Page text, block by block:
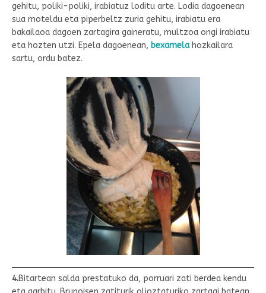
gehitu, poliki-poliki, irabiatuz loditu arte. Lodia dagoenean
sua moteldu eta piperbeltz zuria gehitu, irabiatu era
bakailaoa dagoen zartagira gaineratu, multzoa ongi irabiatu
eta hozten utzi. Epela dagoenean, bexamelahozkailara
sartu, ordu batez.
4.Bitartean salda prestatuko da, porruari zati berdea kendu